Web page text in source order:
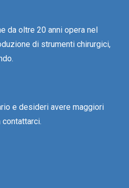
da oltre 20 anni opera nel
di strumenti chirurgici,
e desideri avere maggiori